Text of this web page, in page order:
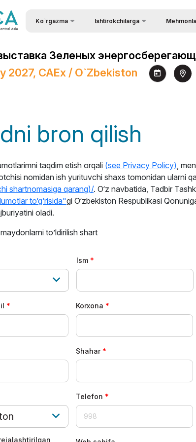
Ko`rgazma
Ko`rgazma bo`limlari
Ishtirokchilar ro`yxati
Axborot ko`magi
Doing Business in
Uzbekistan
Итоги выставки
Ishtirokchilarga
Homiy bo'ling
Kirish uchun viza rejimi
Yuklarni etkazib berish.
Ko`rgazmaning ish vaqti
Stendni bron qilish
Ko`rgazmalarda samarali
Rasmiy aviataşuvchi
Tashrif
Место
Rasmiy
Зеленых
2027, CAEx / O`zbekiston
bron qilish
taqdim etish orqali (see Privacy Policy) ,
nomidan ish yurituvchi shaxs tomonidan ularni
shartnomasiga qarang)/. O‘z navbatida, Tadbir
to‘g‘risida"gi O‘zbekiston Respublikasi
oladi.
to’ldirilish shart
Ism
Korxona
Shahar
Telefon